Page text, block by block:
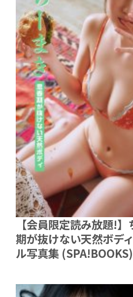
【会員限定読み放題!
期が抜けない天然ボデ
ル写真集 (SPA!BOOKS)